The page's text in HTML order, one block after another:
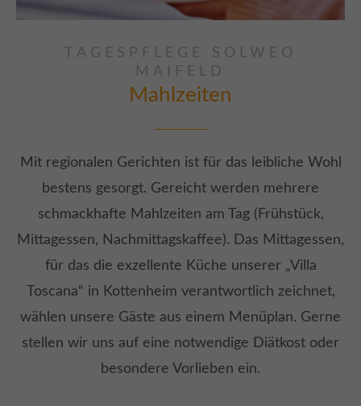
TAGESPFLEGE SOLWEO
MAIFELD
Mahlzeiten
Mit regionalen Gerichten ist für das leibliche Wohl
bestens gesorgt. Gereicht werden mehrere
schmackhafte Mahlzeiten am Tag (Frühstück,
Mittagessen, Nachmittagskaffee). Das Mittagessen,
für das die exzellente Küche unserer „Villa
Toscana“ in Kottenheim verantwortlich zeichnet,
wählen unsere Gäste aus einem Menüplan. Gerne
stellen wir uns auf eine notwendige Diätkost oder
besondere Vorlieben ein.